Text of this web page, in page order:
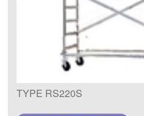
TYPE RS220S